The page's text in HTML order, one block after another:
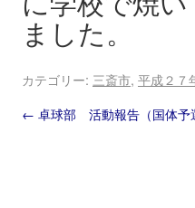
ました。
カテゴリー: 三斎市, 平成２７
← 卓球部 活動報告（国体予